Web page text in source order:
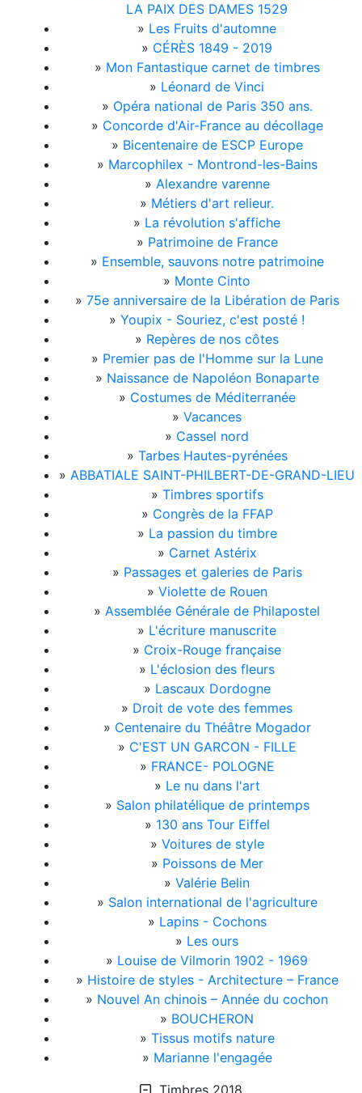
LA PAIX DES DAMES 1529
» Les Fruits d'automne
» CÉRÈS 1849 - 2019
» Mon Fantastique carnet de timbres
» Léonard de Vinci
» Opéra national de Paris 350 ans.
» Concorde d'Air-France au décollage
» Bicentenaire de ESCP Europe
» Marcophilex - Montrond-les-Bains
» Alexandre varenne
» Métiers d'art relieur.
» La révolution s'affiche
» Patrimoine de France
» Ensemble, sauvons notre patrimoine
» Monte Cinto
» 75e anniversaire de la Libération de Paris
» Youpix - Souriez, c'est posté !
» Repères de nos côtes
» Premier pas de l'Homme sur la Lune
» Naissance de Napoléon Bonaparte
» Costumes de Méditerranée
» Vacances
» Cassel nord
» Tarbes Hautes-pyrénées
» ABBATIALE SAINT-PHILBERT-DE-GRAND-LIEU
» Timbres sportifs
» Congrès de la FFAP
» La passion du timbre
» Carnet Astérix
» Passages et galeries de Paris
» Violette de Rouen
» Assemblée Générale de Philapostel
» L'écriture manuscrite
» Croix-Rouge française
» L'éclosion des fleurs
» Lascaux Dordogne
» Droit de vote des femmes
» Centenaire du Théâtre Mogador
» C'EST UN GARCON - FILLE
» FRANCE- POLOGNE
» Le nu dans l'art
» Salon philatélique de printemps
» 130 ans Tour Eiffel
» Voitures de style
» Poissons de Mer
» Valérie Belin
» Salon international de l'agriculture
» Lapins - Cochons
» Les ours
» Louise de Vilmorin 1902 - 1969
» Histoire de styles - Architecture – France
» Nouvel An chinois – Année du cochon
» BOUCHERON
» Tissus motifs nature
» Marianne l'engagée
Timbres 2018